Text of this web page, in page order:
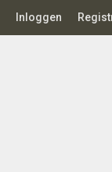
Inloggen